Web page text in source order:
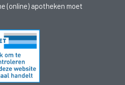
(online) apotheken moet